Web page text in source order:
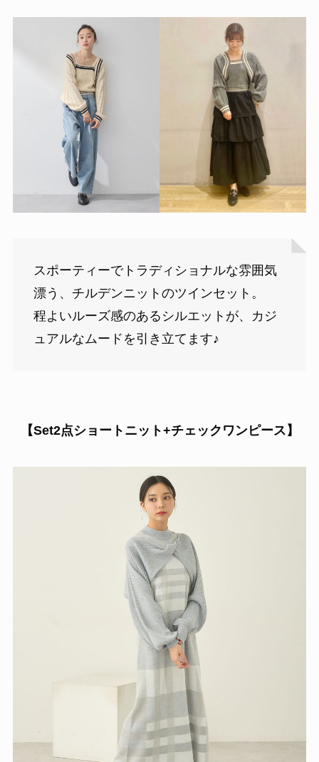
スポーティーでトラディショナルな雰囲気
漂う、チルデンニットのツインセット。
程よいルーズ感のあるシルエットが、カジ
ュアルなムードを引き立てます♪
【Set2点ショートニット+チェックワンピース】